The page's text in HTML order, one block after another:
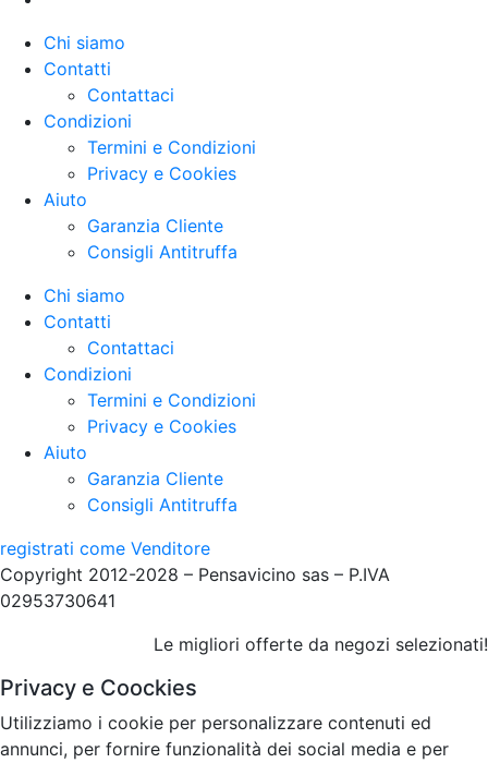
Chi siamo
Contatti
Contattaci
Condizioni
Termini e Condizioni
Privacy e Cookies
Aiuto
Garanzia Cliente
Consigli Antitruffa
Chi siamo
Contatti
Contattaci
Condizioni
Termini e Condizioni
Privacy e Cookies
Aiuto
Garanzia Cliente
Consigli Antitruffa
registrati come Venditore
Copyright 2012-2028 – Pensavicino sas – P.IVA
02953730641
Le migliori offerte da negozi selezionati!
Privacy e Coockies
Utilizziamo i cookie per personalizzare contenuti ed
annunci, per fornire funzionalità dei social media e per